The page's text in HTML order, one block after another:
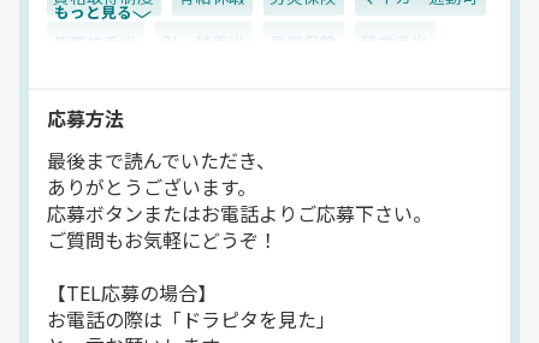
引っ越し費用は会社負担！
※35km以上の転居を伴う場合のみ
タイヤ・カー用品等の割引購入等
◇グループ企業の飲食店割引
⇒北海道・東北エリアの
飲食店など約90店舗を対象に
会計より30％OFF
◇入社後1～3ヶ月程度研修期間あり
無事故手当
引っ越手当 雇用保険
残業手当
交通費支給
夕方
拠点多数 地場 危険物
正社員
もっと見る
応募方法
最後まで読んでいただき、
ありがとうございます。
応募ボタンまたはお電話よりご応募下さい。
ご質問もお気軽にどうぞ！
【TEL応募の場合】
お電話の際は「ドラピタを見た」